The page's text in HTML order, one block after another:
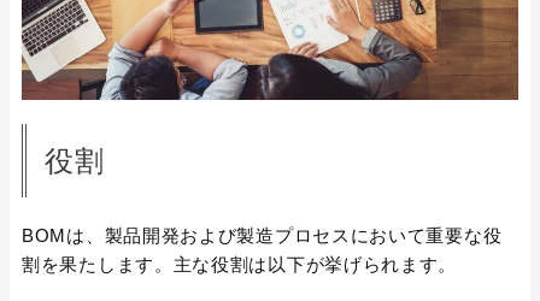
役割
BOMは、製品開発および製造プロセスにおいて重要な役
割を果たします。主な役割は以下が挙げられます。